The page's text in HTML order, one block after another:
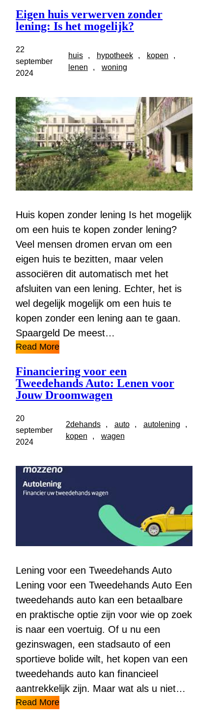
Eigen huis verwerven zonder
lening: Is het mogelijk?
22
september
2024
huis , hypotheek , kopen
lenen
, woning
Huis kopen zonder lening Is het mogelijk
om een huis te kopen zonder lening?
Veel mensen dromen ervan om een
eigen huis te bezitten, maar velen
associëren dit automatisch met het
afsluiten van een lening. Echter, het is
wel degelijk mogelijk om een huis te
kopen zonder een lening aan te gaan.
Spaargeld De meest…
Read More
Financiering voor een
Tweedehands Auto: Lenen voor
Jouw Droomwagen
20
september
2024
2dehands , auto , autolening
kopen
, wagen
Lening voor een Tweedehands Auto
Lening voor een Tweedehands Auto Een
tweedehands auto kan een betaalbare
en praktische optie zijn voor wie op zoek
is naar een voertuig. Of u nu een
gezinswagen, een stadsauto of een
sportieve bolide wilt, het kopen van een
tweedehands auto kan financieel
aantrekkelijk zijn. Maar wat als u niet…
Read More